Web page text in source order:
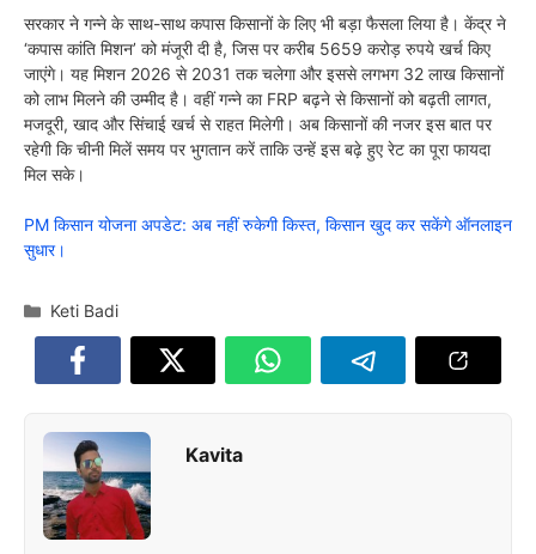
सरकार ने गन्ने के साथ-साथ कपास किसानों के लिए भी बड़ा फैसला लिया है। केंद्र ने
‘कपास कांति मिशन’ को मंजूरी दी है, जिस पर करीब 5659 करोड़ रुपये खर्च किए
जाएंगे। यह मिशन 2026 से 2031 तक चलेगा और इससे लगभग 32 लाख किसानों
को लाभ मिलने की उम्मीद है। वहीं गन्ने का FRP बढ़ने से किसानों को बढ़ती लागत,
मजदूरी, खाद और सिंचाई खर्च से राहत मिलेगी। अब किसानों की नजर इस बात पर
रहेगी कि चीनी मिलें समय पर भुगतान करें ताकि उन्हें इस बढ़े हुए रेट का पूरा फायदा
मिल सके।
PM किसान योजना अपडेट: अब नहीं रुकेगी किस्त, किसान खुद कर सकेंगे ऑनलाइन
सुधार।
Categories
Keti Badi
Kavita